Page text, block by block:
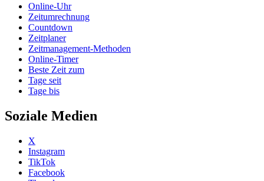
Online-Uhr
Zeitumrechnung
Countdown
Zeitplaner
Zeitmanagement-Methoden
Online-Timer
Beste Zeit zum
Tage seit
Tage bis
Soziale Medien
X
Instagram
TikTok
Facebook